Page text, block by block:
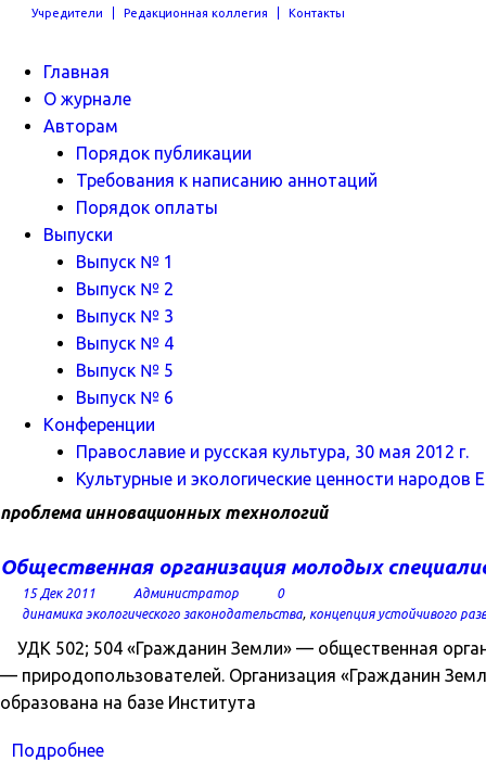
Учредители Редакционная коллегия Контакты
Главная
О журнале
Авторам
Порядок публикации
Требования к написанию аннотаций
Порядок оплаты
Выпуски
Выпуск № 1
Выпуск № 2
Выпуск № 3
Выпуск № 4
Выпуск № 5
Выпуск № 6
Конференции
Православие и русская культура, 30 мая 2012 г.
Культурные и экологические ценности народов
проблема инновационных технологий
Общественная организация молодых
15 Дек 2011 Администратор
0
динамика экологического законодательства, концепция устойчивого
УДК 502; 504 «Гражданин Земли» — общественная
— природопользователей. Организация «Гражданин
образована на базе Института
Подробнее